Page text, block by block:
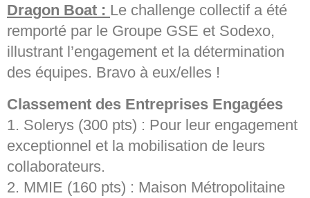
Dragon Boat : Le challenge collectif a été
remporté par le Groupe GSE et Sodexo,
illustrant l’engagement et la détermination
des équipes. Bravo à eux/elles !
Classement des Entreprises Engagées
1. Solerys (300 pts) : Pour leur engagement
exceptionnel et la mobilisation de leurs
collaborateurs.
2. MMIE (160 pts) : Maison Métropolitaine